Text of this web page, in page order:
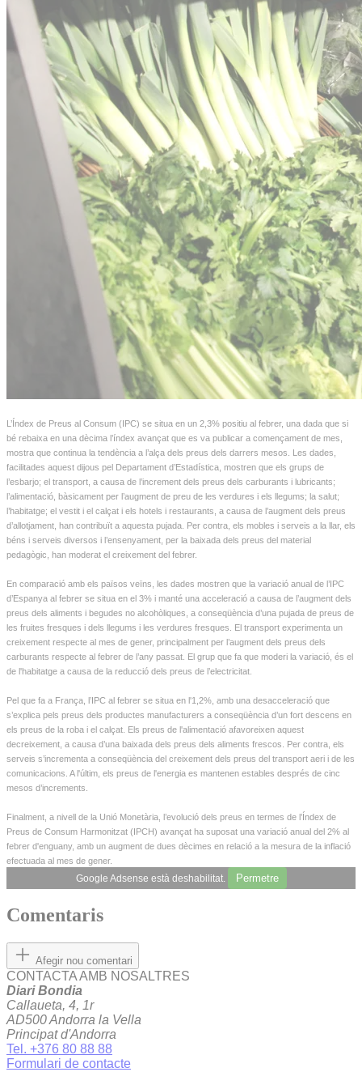
L’Índex de Preus al Consum (IPC) se situa en un 2,3% positiu al febrer, una dada que si
bé rebaixa en una dècima l’índex avançat que es va publicar a començament de mes,
mostra que continua la tendència a l’alça dels preus dels darrers mesos. Les dades,
facilitades aquest dijous pel Departament d’Estadística, mostren que els grups de
l’esbarjo; el transport, a causa de l’increment dels preus dels carburants i lubricants;
l’alimentació, bàsicament per l’augment de preu de les verdures i els llegums; la salut;
l’habitatge; el vestit i el calçat i els hotels i restaurants, a causa de l’augment dels preus
d’allotjament, han contribuït a aquesta pujada. Per contra, els mobles i serveis a la llar, els
béns i serveis diversos i l’ensenyament, per la baixada dels preus del material
pedagògic, han moderat el creixement del febrer.
En comparació amb els països veïns, les dades mostren que la variació anual de l’IPC
d’Espanya al febrer se situa en el 3% i manté una acceleració a causa de l’augment dels
preus dels aliments i begudes no alcohòliques, a conseqüència d’una pujada de preus de
les fruites fresques i dels llegums i les verdures fresques. El transport experimenta un
creixement respecte al mes de gener, principalment per l’augment dels preus dels
carburants respecte al febrer de l’any passat. El grup que fa que moderi la variació, és el
de l'habitatge a causa de la reducció dels preus de l’electricitat.
Pel que fa a França, l’IPC al febrer se situa en l'1,2%, amb una desacceleració que
s’explica pels preus dels productes manufacturers a conseqüència d’un fort descens en
els preus de la roba i el calçat. Els preus de l'alimentació afavoreixen aquest
decreixement, a causa d’una baixada dels preus dels aliments frescos. Per contra, els
serveis s’incrementa a conseqüència del creixement dels preus del transport aeri i de les
comunicacions. A l'últim, els preus de l'energia es mantenen estables després de cinc
mesos d’increments.
Finalment, a nivell de la Unió Monetària, l’evolució dels preus en termes de l’Índex de
Preus de Consum Harmonitzat (IPCH) avançat ha suposat una variació anual del 2% al
febrer d'enguany, amb un augment de dues dècimes en relació a la mesura de la inflació
efectuada al mes de gener.
Google Adsense està deshabilitat. Permetre
Comentaris
Afegir nou comentari
CONTACTA AMB NOSALTRES
Diari Bondia
Callaueta, 4, 1r
AD500 Andorra la Vella
Principat d'Andorra
Tel. +376 80 88 88
Formulari de contacte